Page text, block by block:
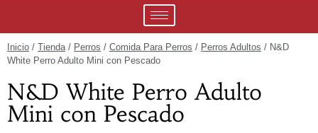
Inicio / Tienda/ Perros / Comida Para Perros / Perros Adultos / N&D
White Perro Adulto Mini con Pescado
N&D White Perro Adulto
Mini con Pescado